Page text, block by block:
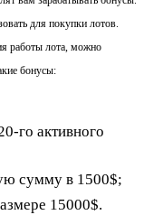
для покупки лотов.
работы лота, можно
бонусы:
го активного
сумму в 1500$;
15000$.